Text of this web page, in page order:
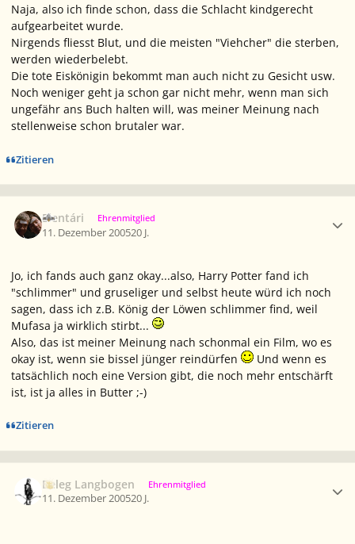
Naja, also ich finde schon, dass die Schlacht kindgerecht
aufgearbeitet wurde.
Nirgends fliesst Blut, und die meisten "Viehcher" die sterben,
werden wiederbelebt.
Die tote Eiskönigin bekommt man auch nicht zu Gesicht usw.
Noch weniger geht ja schon gar nicht mehr, wenn man sich
ungefähr ans Buch halten will, was meiner Meinung nach
stellenweise schon brutaler war.
Zitieren
Elentári Ehrenmitglied
11. Dezember 200520 J.
Jo, ich fands auch ganz okay...also, Harry Potter fand ich
"schlimmer" und gruseliger und selbst heute würd ich noch
sagen, dass ich z.B. König der Löwen schlimmer find, weil
Mufasa ja wirklich stirbt...
Also, das ist meiner Meinung nach schonmal ein Film, wo es
okay ist, wenn sie bissel jünger reindürfen
Und wenn es
tatsächlich noch eine Version gibt, die noch mehr entschärft
ist, ist ja alles in Butter ;-)
Zitieren
Beleg Langbogen Ehrenmitglied
11. Dezember 200520 J.